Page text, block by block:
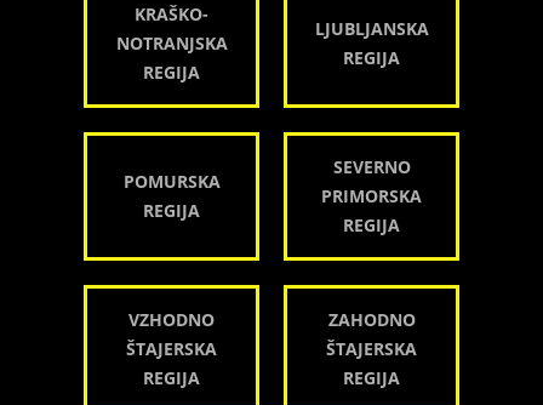
KRAŠKO-
NOTRANJSKA
REGIJA
LJUBLJANSKA
REGIJA
POMURSKA
REGIJA
SEVERNO
PRIMORSKA
REGIJA
VZHODNO
ŠTAJERSKA
REGIJA
ZAHODNO
ŠTAJERSKA
REGIJA